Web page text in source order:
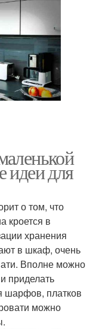
идеи для
о том, что
кроется в
хранения
в шкаф, очень
Вполне можно
приделать
шарфов, платков
можно